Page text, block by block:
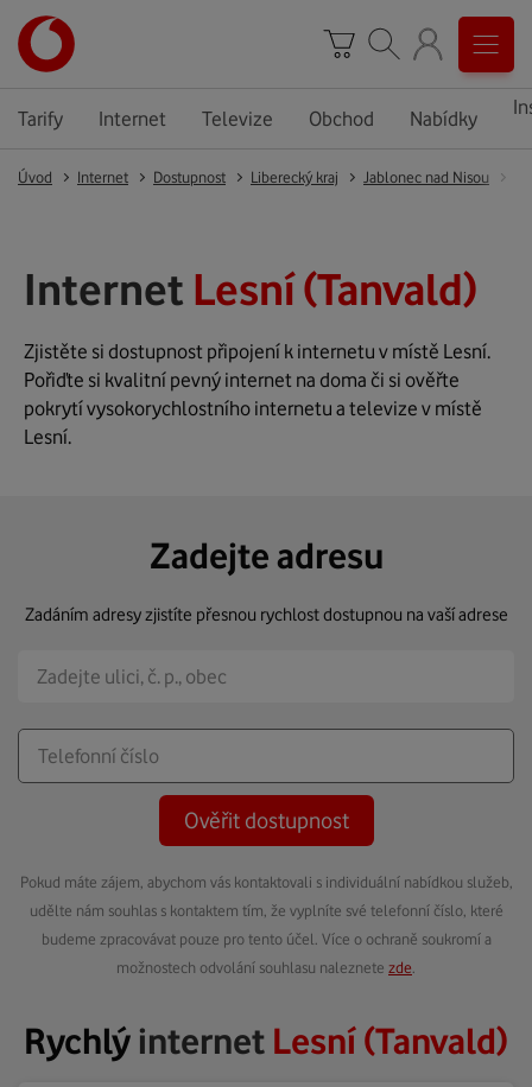
Tarify Internet Televize Obchod Nabídky
Úvod Internet Dostupnost Liberecký kraj Jablonec nad Nisou
Internet Lesní (Tanvald)
Zjistěte si dostupnost připojení k internetu v místě Lesní.
Pořiďte si kvalitní pevný internet na doma či si ověřte
pokrytí vysokorychlostního internetu a televize v místě
Lesní.
Zadejte adresu
Zadáním adresy zjistíte přesnou rychlost dostupnou na vaší adrese
Ověřit dostupnost
Pokud máte zájem, abychom vás kontaktovali s individuální nabídkou služeb,
udělte nám souhlas s kontaktem tím, že vyplníte své telefonní číslo, které
budeme zpracovávat pouze pro tento účel. Více o ochraně soukromí a
možnostech odvolání souhlasu naleznete zde
Rychlýinternet Lesní (Tanvald)